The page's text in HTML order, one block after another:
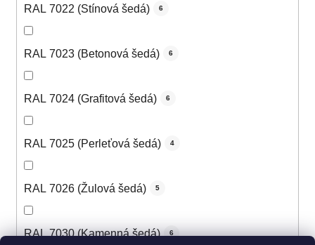
RAL 7022 (Stínová šedá) 6
RAL 7023 (Betonová šedá) 6
RAL 7024 (Grafitová šedá) 6
RAL 7025 (Perleťová šedá) 4
RAL 7026 (Žulová šedá) 5
RAL 7030 (Kamenná šedá) 6